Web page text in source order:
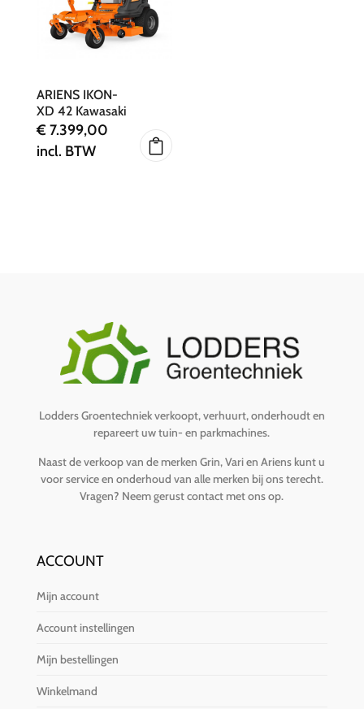
ARIENS IKON-
XD 42 Kawasaki
€ 7.399,00
incl. BTW
Lodders Groentechniek verkoopt, verhuurt, onderhoudt en
repareert uw tuin- en parkmachines.
Naast de verkoop van de merken Grin, Vari en Ariens kunt u
voor service en onderhoud van alle merken bij ons terecht.
Vragen? Neem gerust contact met ons op.
ACCOUNT
Mijn account
Account instellingen
Mijn bestellingen
Winkelmand